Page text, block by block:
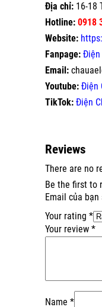
Địa chỉ: 16-18
Hotline: 0918
Website:
Fanpage: Điện
Email:
Youtube: Điện
TikTok: Điện
Reviews
There are no
Be the first to
Email của
Your rating *
Your review *
Name *